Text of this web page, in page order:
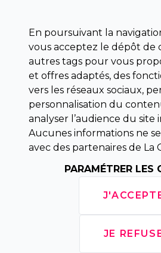
Para scolaire
Histoire
Pochoteque
Pleiade
INFORMATIONS
Droit de rétractation
Conditions générales de
Mentions légales
Horaires d'ouverture
En poursuivant la
vous acceptez le dépôt de
autres tags pour vous
et offres adaptés, des
vers les réseaux sociaux,
personnalisation du
analyser l’audience du site
Aucunes informations ne
avec des partenaires de La
PARAMÉTRER LES
JE